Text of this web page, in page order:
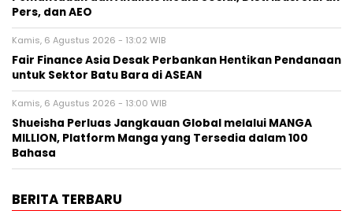
Pers, dan AEO
Kamis, 6 Agustus 2026 - 13:02 WIB
Fair Finance Asia Desak Perbankan Hentikan Pendanaan
untuk Sektor Batu Bara di ASEAN
Kamis, 6 Agustus 2026 - 13:00 WIB
Shueisha Perluas Jangkauan Global melalui MANGA
MILLION, Platform Manga yang Tersedia dalam 100
Bahasa
BERITA TERBARU